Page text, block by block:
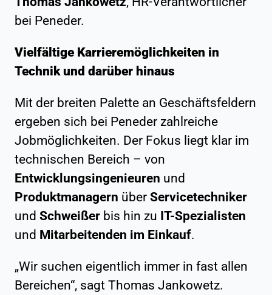
bei Peneder.
Vielfältige Karrieremöglichkeiten in
Technik und darüber hinaus
Mit der breiten Palette an Geschäftsfeldern
ergeben sich bei Peneder zahlreiche
Jobmöglichkeiten. Der Fokus liegt klar im
technischen Bereich – von
Entwicklungsingenieuren und
Produktmanagern über Servicetechniker
und Schweißer bis hin zu IT-Spezialisten
und Mitarbeitenden im Einkauf.
„Wir suchen eigentlich immer in fast allen
Bereichen“, sagt Thomas Jankowetz.